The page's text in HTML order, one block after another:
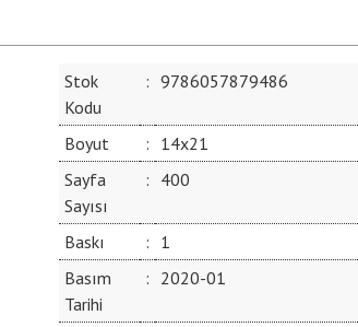
Stok
Kodu
: 9786057879486
Boyut : 14x21
Sayfa
Sayısı
: 400
Baskı : 1
Basım
Tarihi
: 2020-01